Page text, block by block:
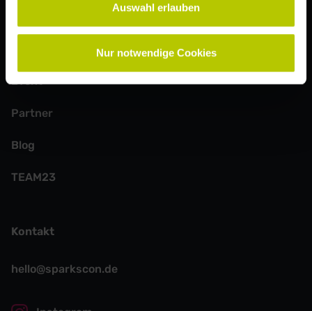
Auswahl erlauben
Nur notwendige Cookies
Event
Partner
Blog
TEAM23
Kontakt
hello@sparkscon.de